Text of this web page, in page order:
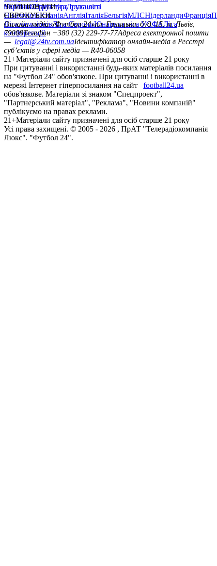
політикаСтруктура власності
УкраїнаПерша лігаДруга ліга
ЧЕМПІОНАТИ
НімеччинаІспаніяАнгліяІталіяБельгіяМЛСНідерландиФранція
ЄВРОКУБКИ
Ліга чемпіонівЛіга ЄвропиЮнацька ліга УЄФАЛіга
конференцій
Онлайн-медіа «Футбол 24»пл. Галицька, буд. 15, м. Львів,
79008Телефон +380 (32) 229-77-77Адреса електронної пошти
— legal@24tv.com.uaІдентифікатор онлайн-медіа в Реєстрі
суб’єктів у сфері медіа — R40-06058
21+Матеріали сайту призначені для осіб старше 21 року
При цитуванні і використанні будь-яких матеріалів посилання
на "Футбол 24" обов'язкове. При цитуванні і використанні в
мережі Інтернет гіперпосилання на сайт
football24.ua
обов'язкове. Матеріали зі знаком "Спецпроект",
"Партнерський матеріал", "Реклама", "Новини компаній"
публікуємо на правах реклами.
21+Матеріали сайту призначені для осіб старше 21 року
Усi права захищенi. © 2005 - 2026 , ПрАТ "Телерадіокомпанія
Люкс". "Футбол 24".